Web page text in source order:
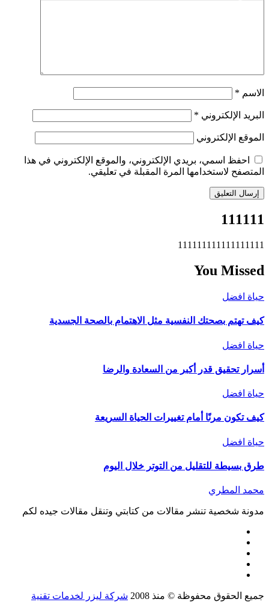
الاسم *
البريد الإلكتروني *
الموقع الإلكتروني
احفظ اسمي، بريدي الإلكتروني، والموقع الإلكتروني في هذا
المتصفح لاستخدامها المرة المقبلة في تعليقي.
111111
111111111111111111
You Missed
حياة افضل
كيف تهتم بصحتك النفسية مثل الاهتمام بالصحة الجسدية
حياة افضل
أسرار تحقيق قدر أكبر من السعادة والرضا
حياة افضل
كيف تكون مرنًا أمام تغييرات الحياة السريعة
حياة افضل
طرق بسيطة للتقليل من التوتر خلال اليوم
محمد المطري
مدونة شخصية تنشر مقالات من كتابتي وتنقل مقالات جيده لكم
جميع الحقوق محفوظة © منذ 2008 شركة ليزر لخدمات تقنية